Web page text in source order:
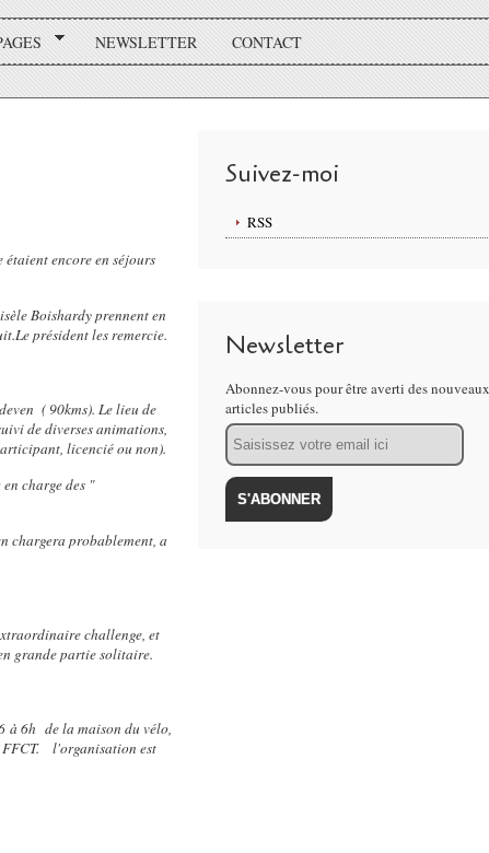
NEWSLETTER CONTACT
encore en séjours
Boishardy prennent en
président les remercie.
( 90kms). Le lieu de
de diverses animations,
licencié ou non).
charge des "
chargera probablement, a
challenge, et
grande partie solitaire.
à 6h de la maison du vélo,
FFCT. l'organisation est
Suivez-moi
RSS
Newsletter
Abonnez-vous pour être averti des nouveaux
articles publiés.
Email